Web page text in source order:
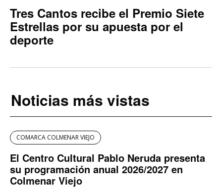
Tres Cantos recibe el Premio Siete
Estrellas por su apuesta por el
deporte
Noticias más vistas
COMARCA COLMENAR VIEJO
El Centro Cultural Pablo Neruda presenta
su programación anual 2026/2027 en
Colmenar Viejo